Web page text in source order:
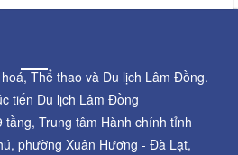
Thể thao và Du lịch Lâm Đồng.
tiến Du lịch Lâm Đồng
tầng, Trung tâm Hành chính tỉnh
phường Xuân Hương - Đà Lạt,